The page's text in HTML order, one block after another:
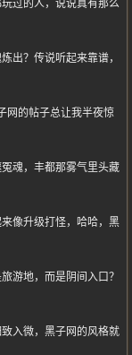
过的人，说说真有那么
出？传说听起来靠谱，
网的帖子总让我半夜惊
魂，丰都那雾气里头藏
像升级打怪，哈哈，黑
游地，而是阴间入口？
入微，黑子网的风格就